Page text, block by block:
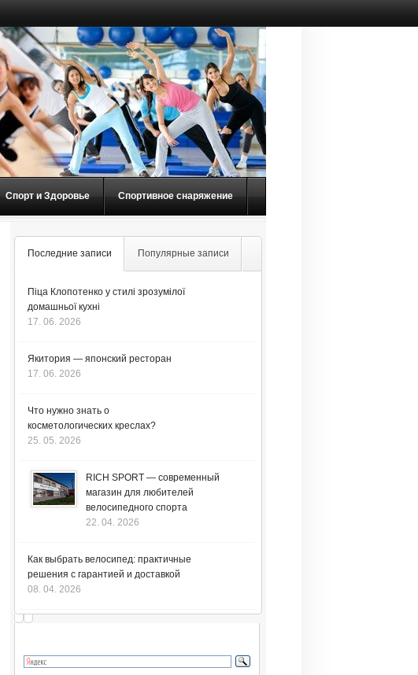
Спорт и Здоровье Спортивное снаряжение
Последние записи Популярные записи
Піца Клопотенко у стилі зрозумілої
домашньої кухні
17. 06. 2026
Якитория — японский ресторан
17. 06. 2026
Что нужно знать о
косметологических креслах?
25. 05. 2026
RICH SPORT — современный
магазин для любителей
велосипедного спорта
22. 04. 2026
Как выбрать велосипед: практичные
решения с гарантией и доставкой
08. 04. 2026